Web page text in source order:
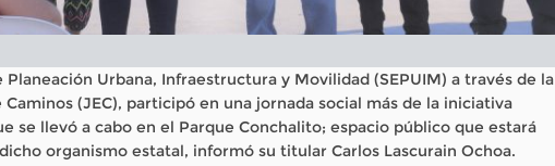
Planeación Urbana, Infraestructura y Movilidad (SEPUIM) a través de la
(JEC), participó en una jornada social más de la iniciativa
se llevó a cabo en el Parque Conchalito; espacio público que estará
organismo estatal, informó su titular Carlos Lascurain Ochoa.